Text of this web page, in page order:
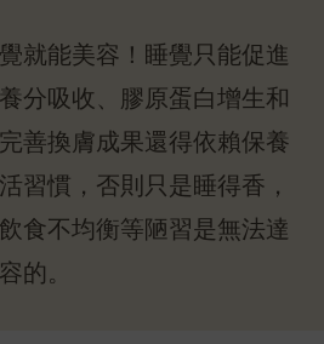
就能美容！睡覺只能促進
分吸收、膠原蛋白增生和
善換膚成果還得依賴保養
習慣，否則只是睡得香，
食不均衡等陋習是無法達
的。